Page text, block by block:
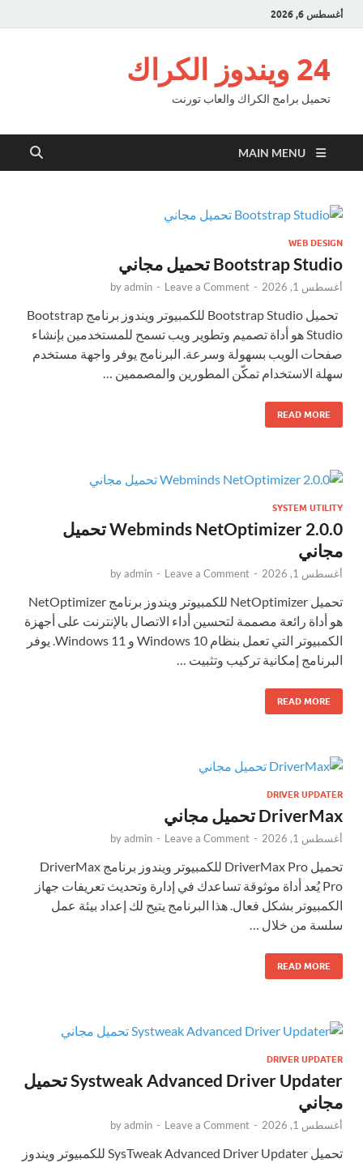
أغسطس 6, 2026
24 ويندوز الكراك
تحميل برامج الكراك والعاب تورنت
MAIN MENU
WEB DESIGN
Bootstrap Studio تحميل مجاني
أغسطس 1, 2026 -
byadmin - Leave a Comment
تحميل Bootstrap Studio للكمبيوتر ويندوز برنامج Bootstrap
Studio هو أداة تصميم وتطوير ويب تسمح للمستخدمين بإنشاء
صفحات الويب بسهولة وسرعة. البرنامج يوفر واجهة مستخدم
سهلة الاستخدام تمكّن المطورين والمصممين …
READ MORE
SYSTEM UTILITY
Webminds NetOptimizer 2.0.0 تحميل
مجاني
أغسطس 1, 2026 -
byadmin - Leave a Comment
تحميل NetOptimizer للكمبيوتر ويندوز برنامج NetOptimizer
هو أداة رائعة مصممة لتحسين أداء الاتصال بالإنترنت على أجهزة
الكمبيوتر التي تعمل بنظام Windows 10 و Windows 11. يوفر
البرنامج إمكانية تركيب وتثبيت …
READ MORE
DRIVER UPDATER
DriverMax تحميل مجاني
أغسطس 1, 2026 -
byadmin - Leave a Comment
تحميل DriverMax Pro للكمبيوتر ويندوز برنامج DriverMax
Pro يُعد أداة موثوقة تساعدك في إدارة وتحديث تعريفات جهاز
الكمبيوتر بشكل فعال. هذا البرنامج يتيح لك إعداد بيئة عمل
سلسة من خلال …
READ MORE
DRIVER UPDATER
Systweak Advanced Driver Updater تحميل
مجاني
أغسطس 1, 2026 -
byadmin - Leave a Comment
تحميل SysTweak Advanced Driver Updater للكمبيوتر ويندوز